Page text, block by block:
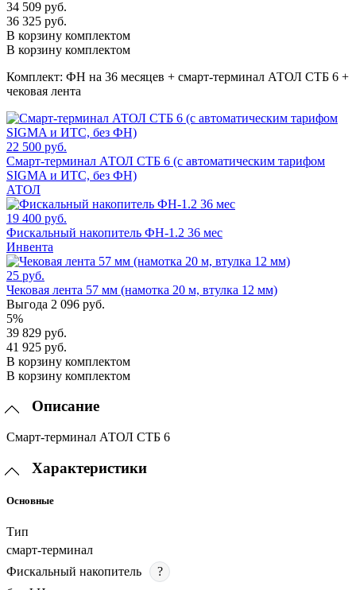
34 509 руб.
36 325 руб.
В корзину комплектом
В корзину комплектом
Комплект: ФН на 36 месяцев + смарт-терминал АТОЛ СТБ 6 +
чековая лента
22 500 руб.
Смарт-терминал АТОЛ СТБ 6 (с автоматическим тарифом
SIGMA и ИТС, без ФН)
АТОЛ
19 400 руб.
Фискальный накопитель ФН-1.2 36 мес
Инвента
25 руб.
Чековая лента 57 мм (намотка 20 м, втулка 12 мм)
Выгода 2 096 руб.
5%
39 829 руб.
41 925 руб.
В корзину комплектом
В корзину комплектом
Описание
Смарт-терминал АТОЛ СТБ 6
Характеристики
Основные
Тип
смарт-терминал
Фискальный накопитель
?